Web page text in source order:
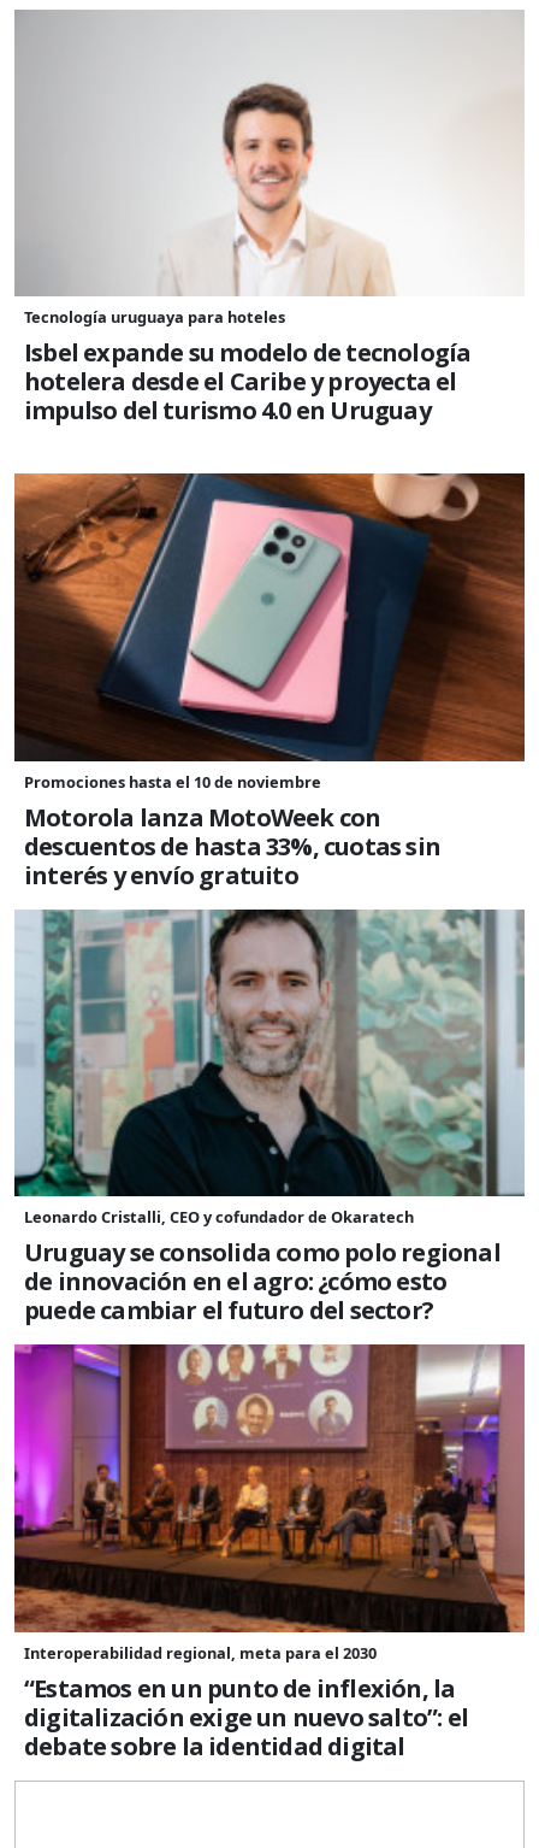
Tecnología uruguaya para hoteles
Isbel expande su modelo de tecnología
hotelera desde el Caribe y proyecta el
impulso del turismo 4.0 en Uruguay
Promociones hasta el 10 de noviembre
Motorola lanza MotoWeek con
descuentos de hasta 33%, cuotas sin
interés y envío gratuito
Leonardo Cristalli, CEO y cofundador de Okaratech
Uruguay se consolida como polo regional
de innovación en el agro: ¿cómo esto
puede cambiar el futuro del sector?
Interoperabilidad regional, meta para el 2030
“Estamos en un punto de inflexión, la
digitalización exige un nuevo salto”: el
debate sobre la identidad digital